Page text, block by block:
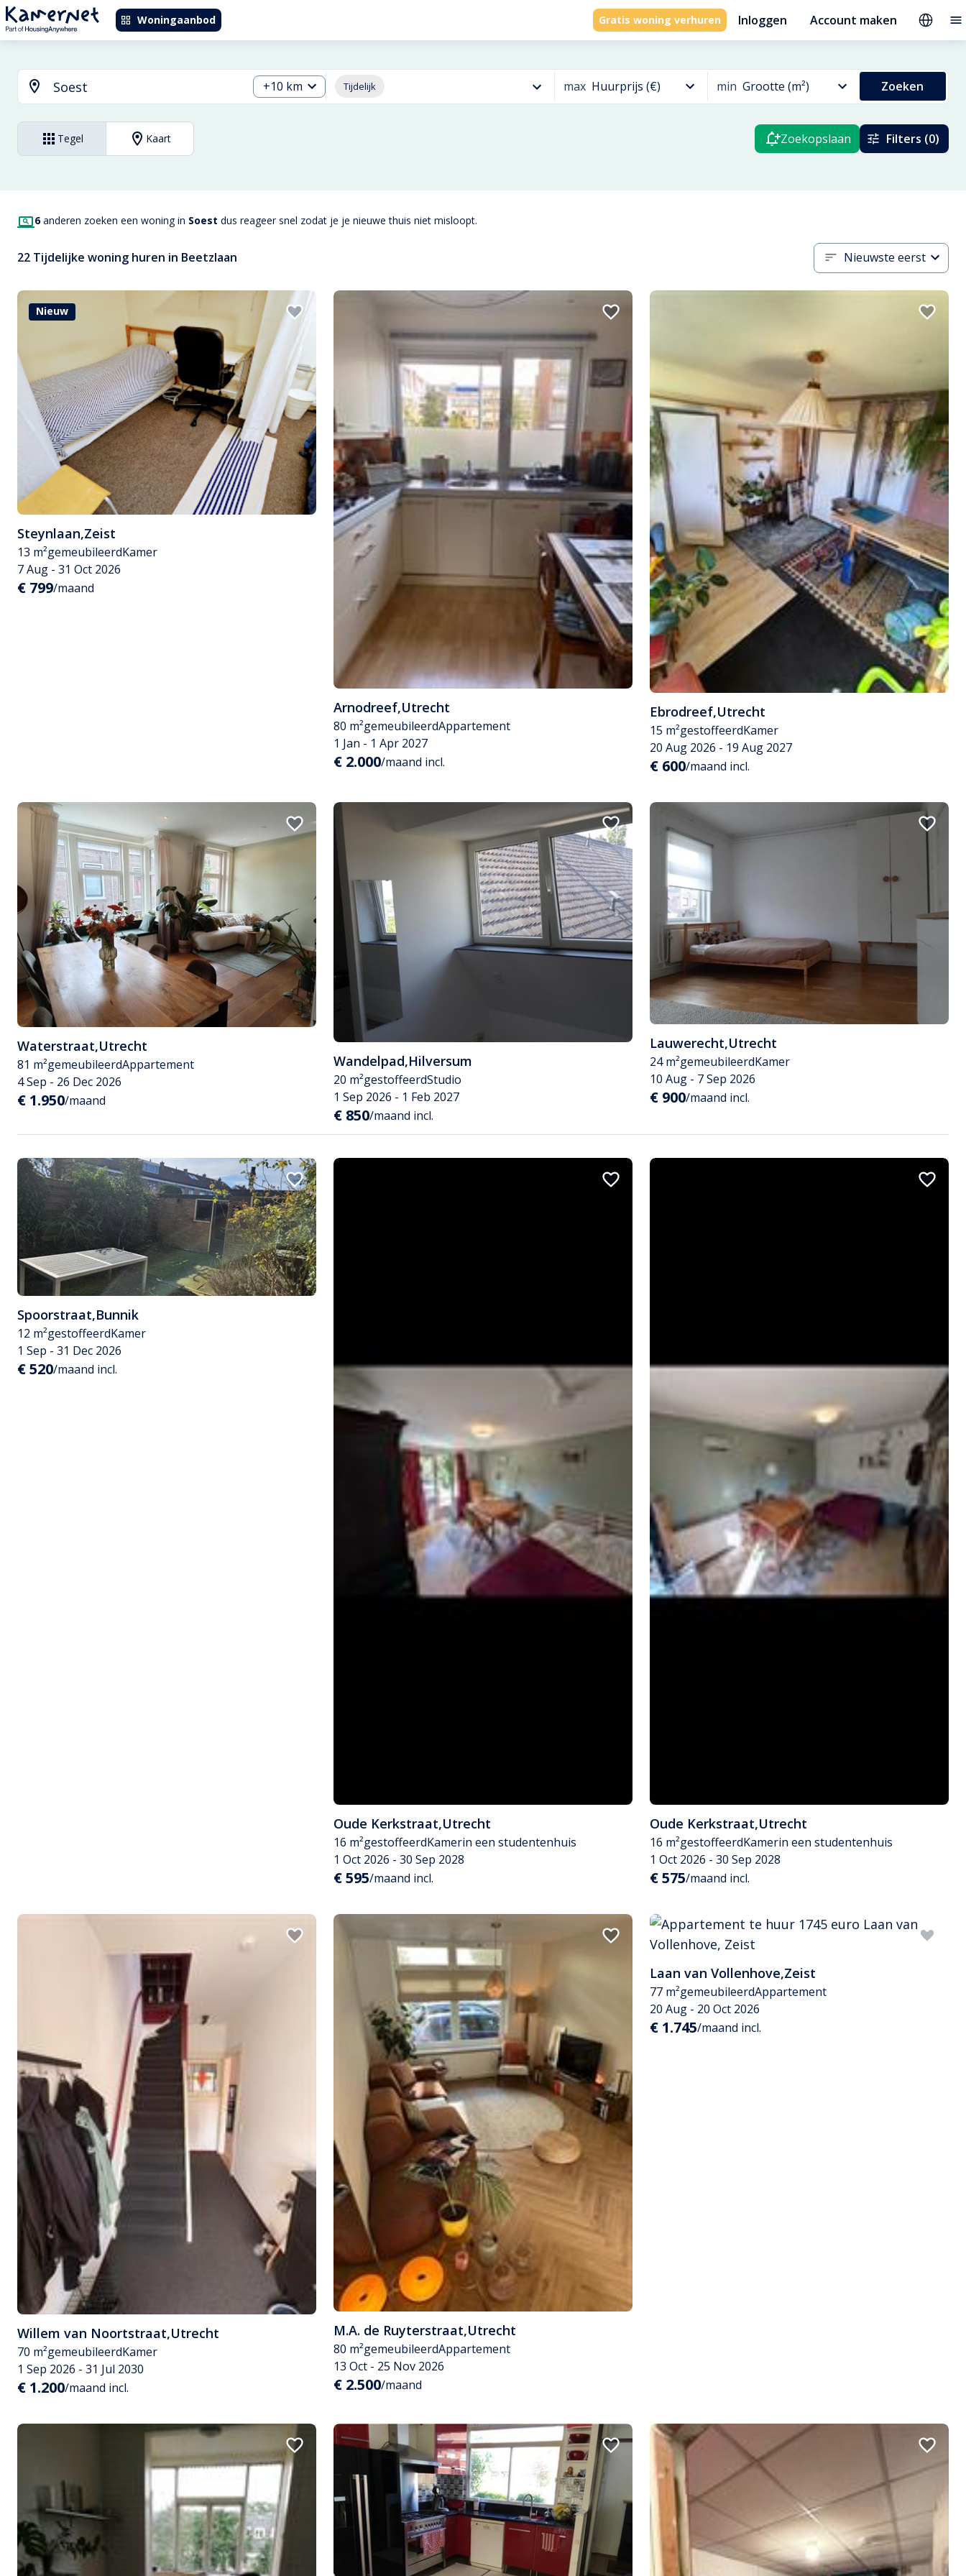
Woningaanbod Gratis woning verhuren Inloggen Account maken
+10 km Tijdelijk max Huurprijs (€) min Grootte (m²) Zoeken
Tegel Kaart Zoekopslaan Filters (0)
6anderen zoeken een woning in Soest dus reageer snel zodat je je nieuwe thuis niet misloopt.
22 Tijdelijke woning huren in Beetzlaan Nieuwste eerst
Nieuw
Steynlaan,Zeist
13 m²gemeubileerdKamer
7 Aug - 31 Oct 2026
€ 799/maand
Arnodreef,Utrecht
80 m²gemeubileerdAppartement
1 Jan - 1 Apr 2027
€ 2.000/maand incl.
Ebrodreef,Utrecht
15 m²gestoffeerdKamer
20 Aug 2026 - 19 Aug 2027
€ 600/maand incl.
Waterstraat,Utrecht
81 m²gemeubileerdAppartement
4 Sep - 26 Dec 2026
€ 1.950/maand
Wandelpad,Hilversum
20 m²gestoffeerdStudio
1 Sep 2026 - 1 Feb 2027
€ 850/maand incl.
Lauwerecht,Utrecht
24 m²gemeubileerdKamer
10 Aug - 7 Sep 2026
€ 900/maand incl.
Spoorstraat,Bunnik
12 m²gestoffeerdKamer
1 Sep - 31 Dec 2026
€ 520/maand incl.
Oude Kerkstraat,Utrecht
16 m²gestoffeerdKamerin een studentenhuis
1 Oct 2026 - 30 Sep 2028
€ 595/maand incl.
Oude Kerkstraat,Utrecht
16 m²gestoffeerdKamerin een studentenhuis
1 Oct 2026 - 30 Sep 2028
€ 575/maand incl.
Willem van Noortstraat,Utrecht
70 m²gemeubileerdKamer
1 Sep 2026 - 31 Jul 2030
€ 1.200/maand incl.
M.A. de Ruyterstraat,Utrecht
80 m²gemeubileerdAppartement
13 Oct - 25 Nov 2026
€ 2.500/maand
Laan van Vollenhove,Zeist
77 m²gemeubileerdAppartement
20 Aug - 20 Oct 2026
€ 1.745/maand incl.